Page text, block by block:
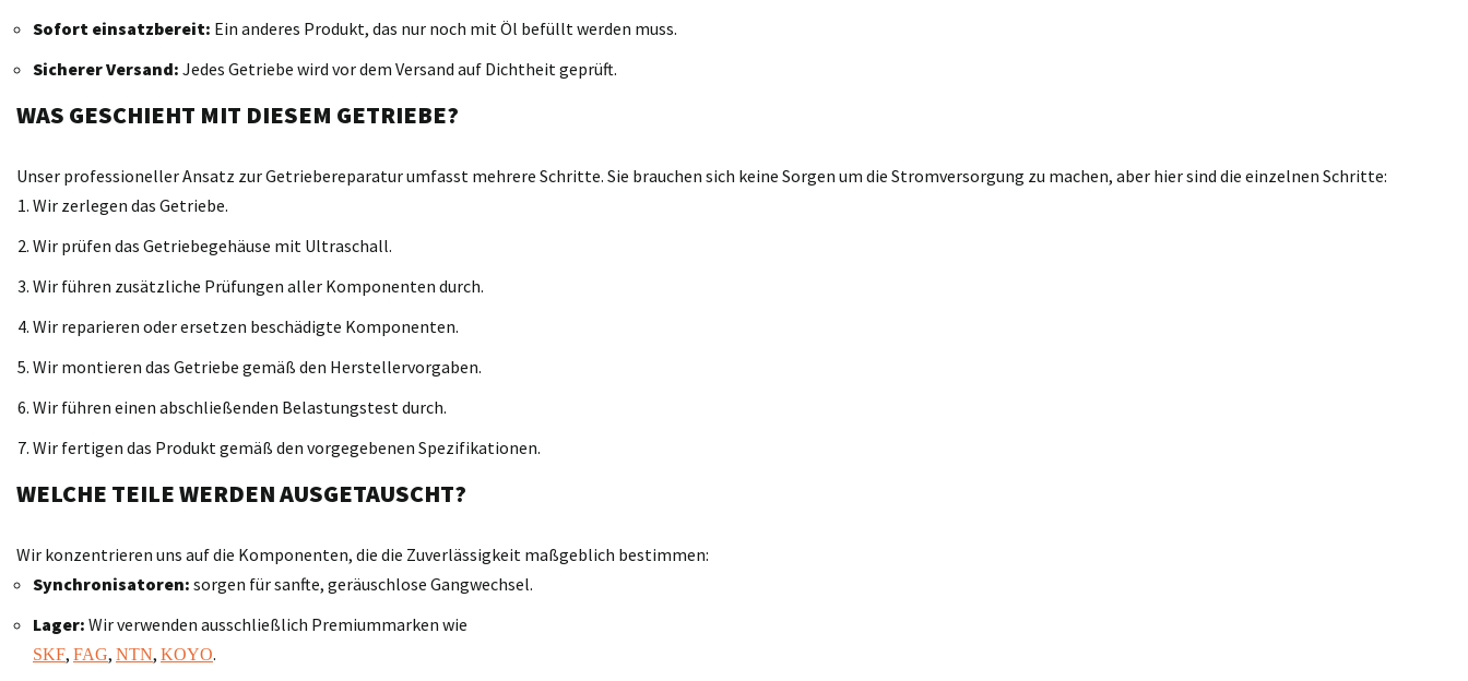
Sofort einsatzbereit: Ein anderes Produkt, das nur noch mit Öl befüllt werden muss.
Sicherer Versand: Jedes Getriebe wird vor dem Versand auf Dichtheit geprüft.
WAS GESCHIEHT MIT DIESEM GETRIEBE?
Unser professioneller Ansatz zur Getriebereparatur umfasst mehrere Schritte. Sie brauchen sich keine Sorgen um die Stromversorgung zu machen, aber hier sind die einzelnen Schritte:
Wir zerlegen das Getriebe.
Wir prüfen das Getriebegehäuse mit Ultraschall.
Wir führen zusätzliche Prüfungen aller Komponenten durch.
Wir reparieren oder ersetzen beschädigte Komponenten.
Wir montieren das Getriebe gemäß den Herstellervorgaben.
Wir führen einen abschließenden Belastungstest durch.
Wir fertigen das Produkt gemäß den vorgegebenen Spezifikationen.
WELCHE TEILE WERDEN AUSGETAUSCHT?
Wir konzentrieren uns auf die Komponenten, die die Zuverlässigkeit maßgeblich bestimmen:
Synchronisatoren: sorgen für sanfte, geräuschlose Gangwechsel.
Lager: Wir verwenden ausschließlich Premiummarken wie
SKF, FAG, NTN, KOYO.